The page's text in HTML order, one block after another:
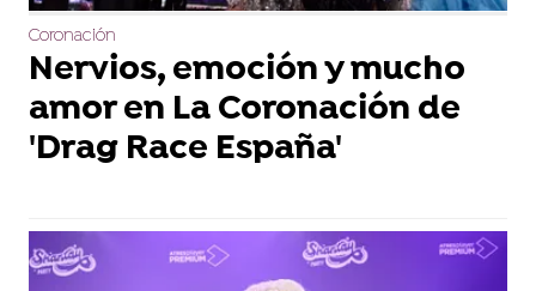
Coronación
Nervios, emoción y mucho
amor en La Coronación de
'Drag Race España'